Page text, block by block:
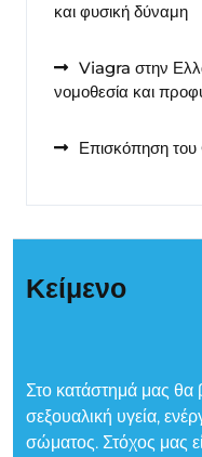
και φυσική δύναμη
Viagra στην
νομοθεσία και
Επισκόπηση
Κείμενο
Στο κατάστημά μας θα
σεξουαλική υγεία,
σώματος. Στόχος μας